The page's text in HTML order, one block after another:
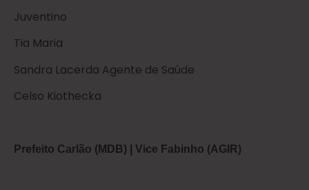
Juventino
Tia Maria
Sandra Lacerda Agente de Saúde
Celso Kiothecka
Prefeito Carlão (MDB) | Vice Fabinho (AGIR)